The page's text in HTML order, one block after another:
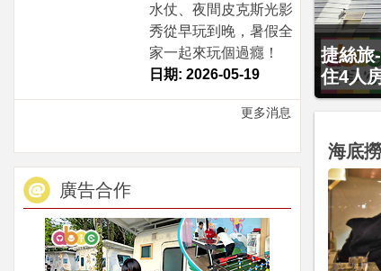
水仗、夜間皮克斯光影
秀從早玩到晚，暑假全
家一起來玩個過癮！
日期: 2026-05-19
更多消息
廣告合作
贈九族
大2幼
海底